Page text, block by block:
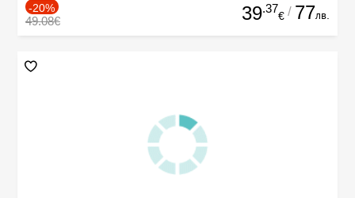
-20%
49.08€ 39.37
€ / 77лв.